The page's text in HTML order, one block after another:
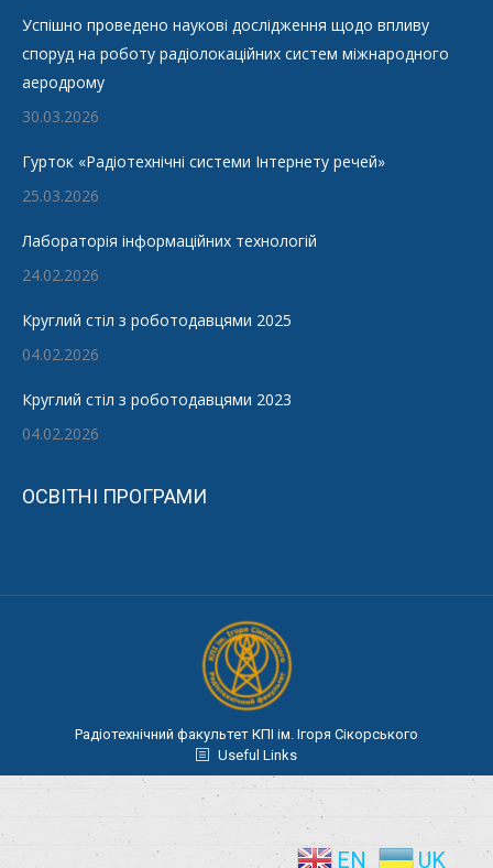
Успішно проведено наукові дослідження щодо впливу
споруд на роботу радіолокаційних систем міжнародного
аеродрому
30.03.2026
Гурток «Радіотехнічні системи Інтернету речей»
25.03.2026
Лабораторія інформаційних технологій
24.02.2026
Круглий стіл з роботодавцями 2025
04.02.2026
Круглий стіл з роботодавцями 2023
04.02.2026
ОСВІТНІ ПРОГРАМИ
Радіотехнічний факультет КПІ ім. Ігоря Сікорського
Useful Links
EN UK